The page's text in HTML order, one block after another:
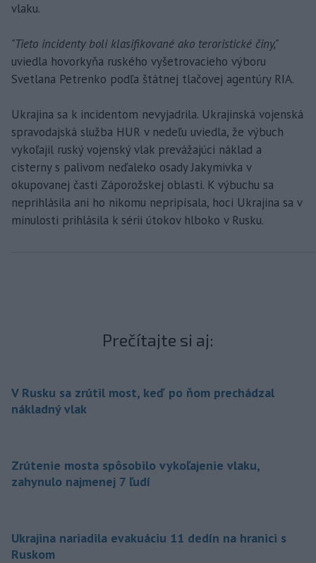
vlaku.
"Tieto incidenty boli klasifikované ako teroristické činy,"
uviedla hovorkyňa ruského vyšetrovacieho výboru
Svetlana Petrenko podľa štátnej tlačovej agentúry RIA.
Ukrajina sa k incidentom nevyjadrila. Ukrajinská vojenská
spravodajská služba HUR v nedeľu uviedla, že výbuch
vykoľajil ruský vojenský vlak prevážajúci náklad a
cisterny s palivom neďaleko osady Jakymivka v
okupovanej časti Záporožskej oblasti. K výbuchu sa
neprihlásila ani ho nikomu nepripísala, hoci Ukrajina sa v
minulosti prihlásila k sérii útokov hlboko v Rusku.
Prečítajte si aj:
V Rusku sa zrútil most, keď po ňom prechádzal
nákladný vlak
Zrútenie mosta spôsobilo vykoľajenie vlaku,
zahynulo najmenej 7 ľudí
Ukrajina nariadila evakuáciu 11 dedín na hranici s
Ruskom